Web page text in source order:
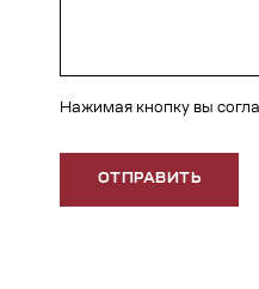
Нажимая кнопку вы
ОТПРАВИТЬ